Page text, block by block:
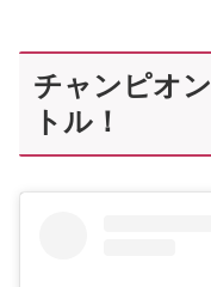
チャンピオ
トル！